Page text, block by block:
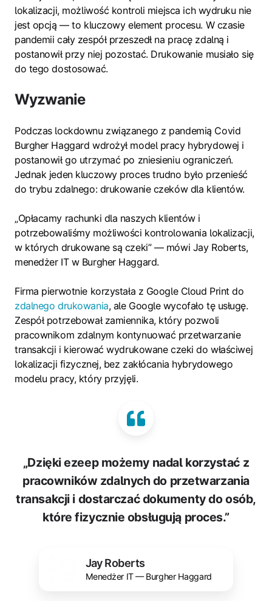
lokalizacji, możliwość kontroli miejsca ich wydruku nie
jest opcją — to kluczowy element procesu. W czasie
pandemii cały zespół przeszedł na pracę zdalną i
postanowił przy niej pozostać. Drukowanie musiało się
do tego dostosować.
Wyzwanie
Podczas lockdownu związanego z pandemią Covid
Burgher Haggard wdrożył model pracy hybrydowej i
postanowił go utrzymać po zniesieniu ograniczeń.
Jednak jeden kluczowy proces trudno było przenieść
do trybu zdalnego: drukowanie czeków dla klientów.
„Opłacamy rachunki dla naszych klientów i
potrzebowaliśmy możliwości kontrolowania lokalizacji,
w których drukowane są czeki” — mówi Jay Roberts,
menedżer IT w Burgher Haggard.
Firma pierwotnie korzystała z Google Cloud Print do
zdalnego drukowania, ale Google wycofało tę usługę.
Zespół potrzebował zamiennika, który pozwoli
pracownikom zdalnym kontynuować przetwarzanie
transakcji i kierować wydrukowane czeki do właściwej
lokalizacji fizycznej, bez zakłócania hybrydowego
modelu pracy, który przyjęli.
„Dzięki ezeep możemy nadal korzystać z
pracowników zdalnych do przetwarzania
transakcji i dostarczać dokumenty do osób,
które fizycznie obsługują proces.”
Jay Roberts
Menedżer IT — Burgher Haggard